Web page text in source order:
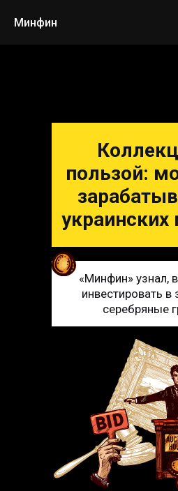
Минфин
пользой:
украинских
«Минфин» узнал,
инвестировать в
серебряные